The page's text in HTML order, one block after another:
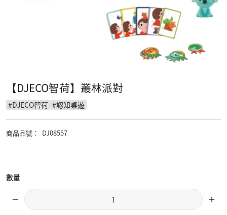
【DJECO智荷】叢林派對
#DJECO智荷 #認知桌遊
商品品號 ： DJ08557
數量